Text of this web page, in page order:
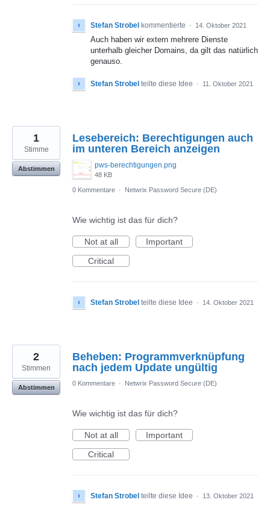
Stefan Strobel kommentierte · 14. Oktober 2021
Auch haben wir extern mehrere Dienste
unterhalb gleicher Domains, da gilt das natürlich
genauso.
Stefan Strobel teilte diese Idee · 11. Oktober 2021
Lesebereich: Berechtigungen auch
im unteren Bereich anzeigen
pws-berechtigungen.png
48 KB
1
Stimme
Abstimmen
0 Kommentare · Netwrix Password Secure (DE)
Wie wichtig ist das für dich?
Not at all
Important
Critical
Stefan Strobel teilte diese Idee · 14. Oktober 2021
Beheben: Programmverknüpfung
nach jedem Update ungültig
2
Stimmen
Abstimmen
0 Kommentare · Netwrix Password Secure (DE)
Wie wichtig ist das für dich?
Not at all
Important
Critical
Stefan Strobel teilte diese Idee · 13. Oktober 2021